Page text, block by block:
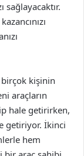
sağlayacaktır.
birçok kişinin
araçların
hale getirirken,
getiriyor. İkinci
hem